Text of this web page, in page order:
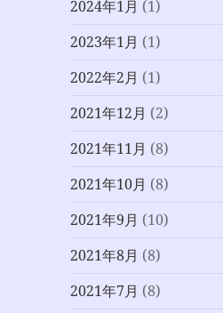
2024年1月 (1)
2023年1月 (1)
2022年2月 (1)
2021年12月 (2)
2021年11月 (8)
2021年10月 (8)
2021年9月 (10)
2021年8月 (8)
2021年7月 (8)